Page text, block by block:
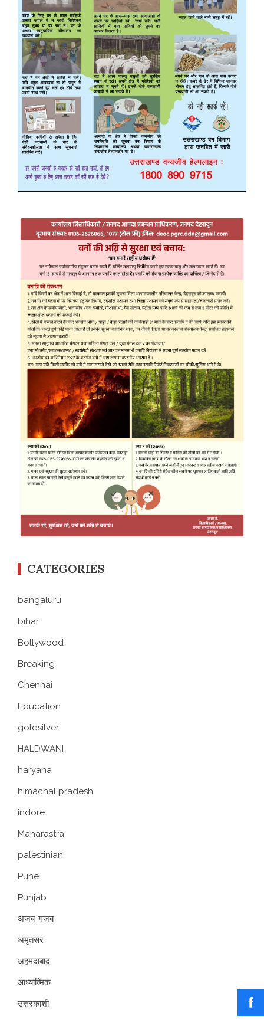
CATEGORIES
bangaluru
bihar
Bollywood
Breaking
Chennai
Education
goldsilver
HALDWANI
haryana
himachal pradesh
indore
Maharastra
palestinian
Pune
Punjab
अजब-गजब
अमृतसर
अहमदाबाद
आध्यात्मिक
उत्तरकाशी